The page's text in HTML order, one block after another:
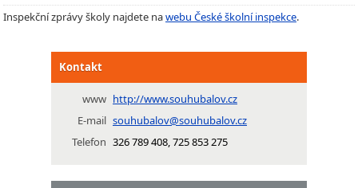
Inspekční zprávy školy najdete nawebu České školní inspekce.
Kontakt
www http://www.souhubalov.cz
E-mail souhubalov@souhubalov.cz
Telefon 326 789 408, 725 853 275